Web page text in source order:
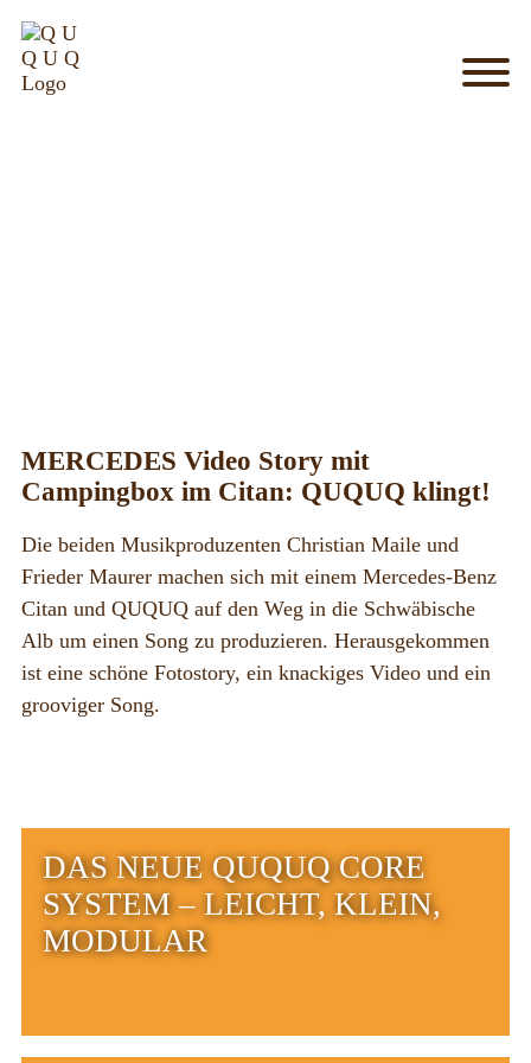
Bett
Küche
BOX_AUTO
KombiBox
MidiBox
BusBox-1/2
D-Box
FlatBox
G-Box
MERCEDES Video Story mit
Campingbox im Citan: QUQUQ klingt!
Die beiden Musikproduzenten Christian Maile und
Frieder Maurer machen sich mit einem Mercedes-Benz
Citan und QUQUQ auf den Weg in die Schwäbische
Alb um einen Song zu produzieren. Herausgekommen
ist eine schöne Fotostory, ein knackiges Video und ein
grooviger Song.
DAS NEUE QUQUQ CORE
SYSTEM – LEICHT, KLEIN,
MODULAR